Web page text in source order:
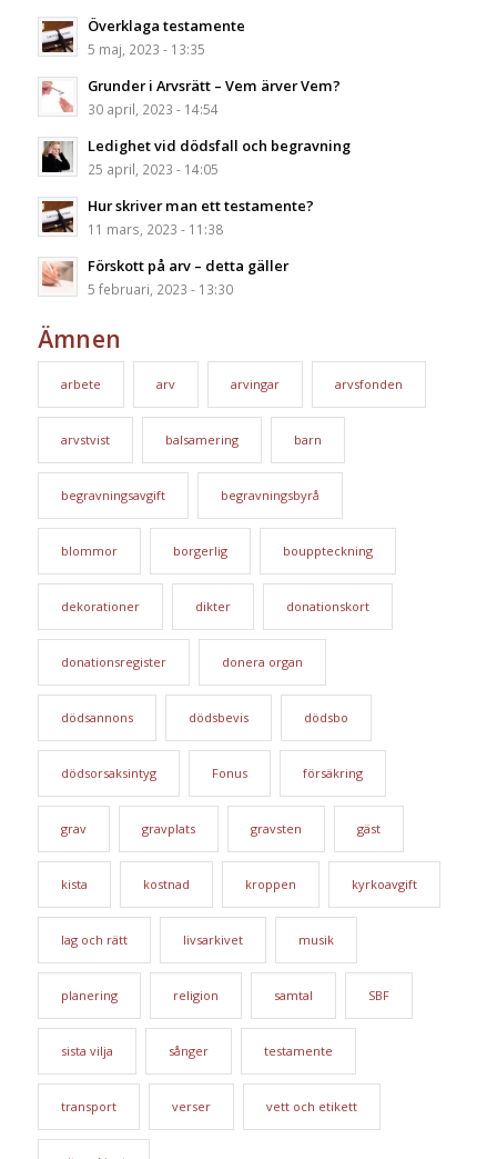
Överklaga testamente
5 maj, 2023 - 13:35
Grunder i Arvsrätt – Vem ärver Vem?
30 april, 2023 - 14:54
Ledighet vid dödsfall och begravning
25 april, 2023 - 14:05
Hur skriver man ett testamente?
11 mars, 2023 - 11:38
Förskott på arv – detta gäller
5 februari, 2023 - 13:30
Ämnen
arbete arv arvingar arvsfonden
arvstvist balsamering barn
begravningsavgift begravningsbyrå
blommor borgerlig bouppteckning
dekorationer dikter donationskort
donationsregister donera organ
dödsannons dödsbevis dödsbo
dödsorsaksintyg Fonus försäkring
grav gravplats gravsten gäst
kista kostnad kroppen kyrkoavgift
lag och rätt livsarkivet musik
planering religion samtal SBF
sista vilja sånger testamente
transport verser vett och etikett